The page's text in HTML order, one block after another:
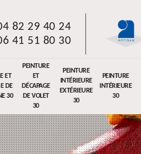
82 29 40 24
41 51 80 30
ET
DE
30
PEINTURE
ET
DÉCAPAGE
DE VOLET
30
PEINTURE
INTÉRIEURE
EXTÉRIEURE
30
PEINTURE
INTÉRIEURE
30